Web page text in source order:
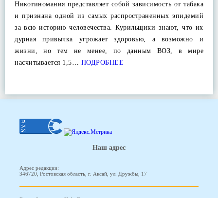
Никотиномания представляет собой зависимость от табака
и признана одной из самых распространенных эпидемий
за всю историю человечества. Курильщики знают, что их
дурная привычка угрожает здоровью, а возможно и
жизни, но тем не менее, по данным ВОЗ, в мире
насчитывается 1,5… ПОДРОБНЕЕ
Наш адрес
Адрес редакции:
346720, Ростовская область, г. Аксай, ул. Дружбы, 17